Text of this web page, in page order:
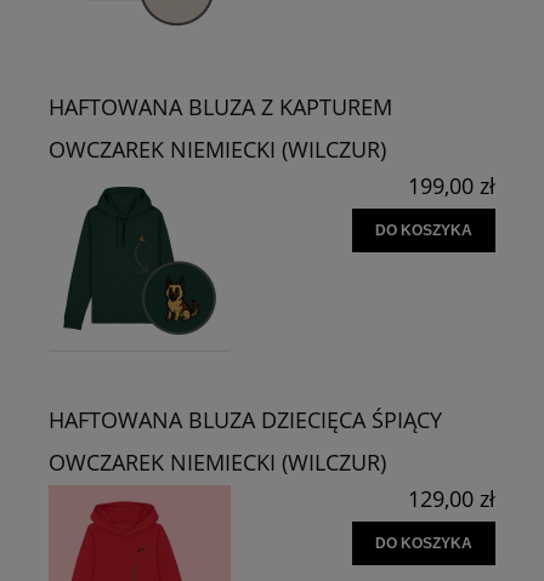
HAFTOWANA BLUZA Z KAPTUREM
OWCZAREK NIEMIECKI (WILCZUR)
199,00 zł
DO KOSZYKA
HAFTOWANA BLUZA DZIECIĘCA ŚPIĄCY
OWCZAREK NIEMIECKI (WILCZUR)
129,00 zł
DO KOSZYKA